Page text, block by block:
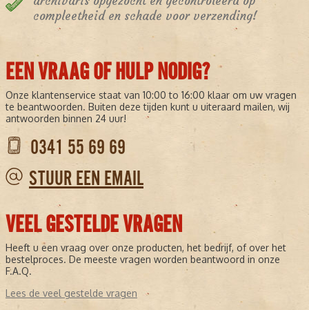
compleetheid en schade voor verzending!
EEN VRAAG OF HULP NODIG?
Onze klantenservice staat van 10:00 to 16:00 klaar om uw vragen
te beantwoorden. Buiten deze tijden kunt u uiteraard mailen, wij
antwoorden binnen 24 uur!
0341 55 69 69
STUUR EEN EMAIL
VEEL GESTELDE VRAGEN
Heeft u een vraag over onze producten, het bedrijf, of over het
bestelproces. De meeste vragen worden beantwoord in onze
F.A.Q.
Lees de veel gestelde vragen